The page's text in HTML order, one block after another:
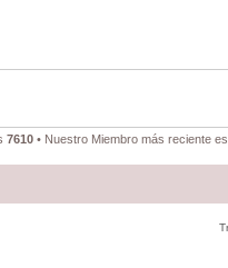
7610 • Nuestro Miembro más reciente es